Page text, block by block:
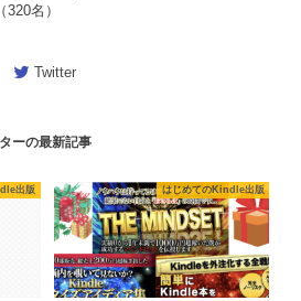
名）
Twitter
ーの最新記事
出版 はじめてのKindle出版